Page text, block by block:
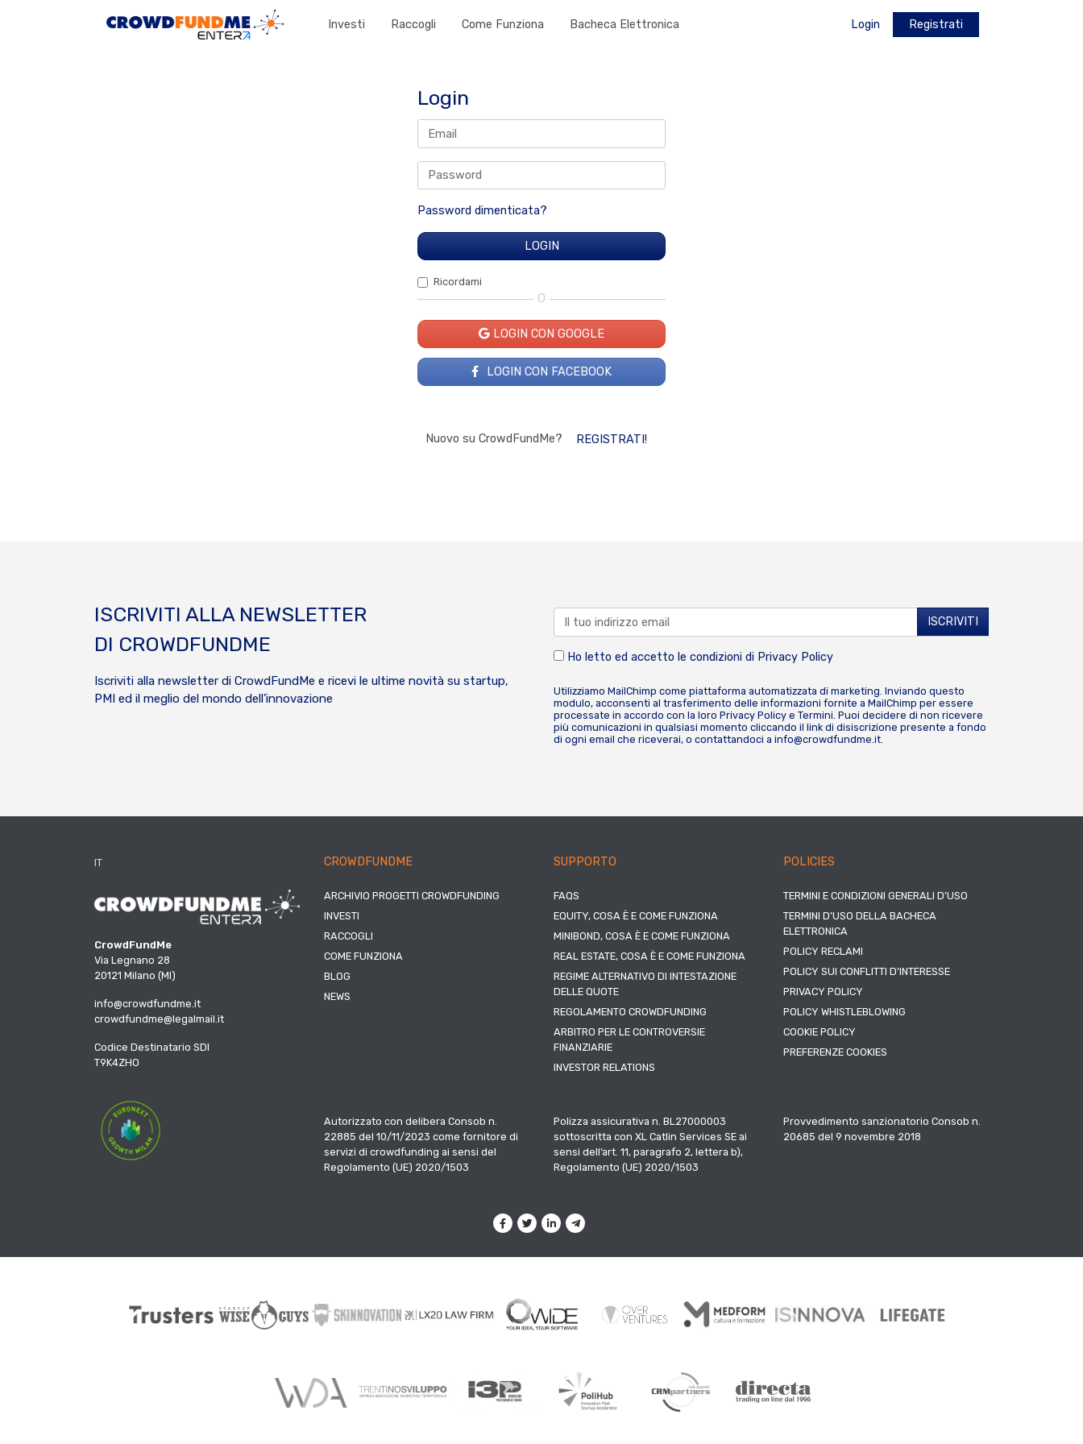
Investi Raccogli Come Funziona Bacheca Elettronica Login Registrati
Login
Password dimenticata?
Ricordami
O
LOGIN CON GOOGLE
LOGIN CON FACEBOOK
Nuovo su CrowdFundMe? REGISTRATI!
ISCRIVITI ALLA NEWSLETTER
DI CROWDFUNDME
Iscriviti alla newsletter di CrowdFundMe e ricevi le ultime novità su startup,
PMI ed il meglio del mondo dell’innovazione
Ho letto ed accetto le condizioni di Privacy Policy
Utilizziamo MailChimp come piattaforma automatizzata di marketing. Inviando questo
modulo, acconsenti al trasferimento delle informazioni fornite a MailChimp per essere
processate in accordo con la loro Privacy Policy e Termini. Puoi decidere di non ricevere
più comunicazioni in qualsiasi momento cliccando il link di disiscrizione presente a fondo
di ogni email che riceverai, o contattandoci a info@crowdfundme.it.
IT
CrowdFundMe
Via Legnano 28
20121 Milano (MI)
info@crowdfundme.it
crowdfundme@legalmail.it
Codice Destinatario SDI
T9K4ZHO
CROWDFUNDME
ARCHIVIO PROGETTI CROWDFUNDING
INVESTI
RACCOGLI
COME FUNZIONA
BLOG
NEWS
SUPPORTO
FAQS
EQUITY, COSA È E COME FUNZIONA
MINIBOND, COSA È E COME FUNZIONA
REAL ESTATE, COSA È E COME FUNZIONA
REGIME ALTERNATIVO DI INTESTAZIONE
DELLE QUOTE
REGOLAMENTO CROWDFUNDING
ARBITRO PER LE CONTROVERSIE
FINANZIARIE
INVESTOR RELATIONS
POLICIES
TERMINI E CONDIZIONI GENERALI D’USO
TERMINI D’USO DELLA BACHECA
ELETTRONICA
POLICY RECLAMI
POLICY SUI CONFLITTI D’INTERESSE
PRIVACY POLICY
POLICY WHISTLEBLOWING
COOKIE POLICY
PREFERENZE COOKIES
Autorizzato con delibera Consob n.
22885 del 10/11/2023 come fornitore di
servizi di crowdfunding ai sensi del
Regolamento (UE) 2020/1503
Polizza assicurativa n. BL27000003
sottoscritta con XL Catlin Services SE ai
sensi dell’art. 11, paragrafo 2, lettera b),
Regolamento (UE) 2020/1503
Provvedimento sanzionatorio Consob n.
20685 del 9 novembre 2018